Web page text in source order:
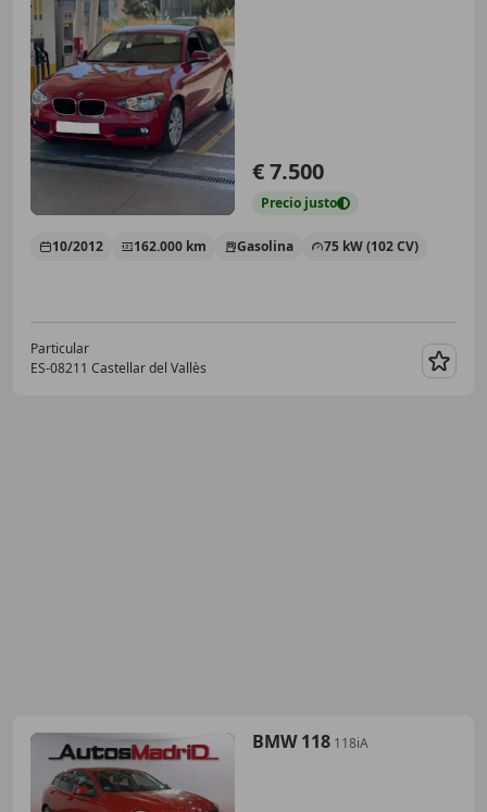
€ 7.500
Precio justo
10/2012 162.000 km Gasolina 75 kW (102 CV)
Particular
ES-08211 Castellar del Vallès
BMW 118 118iA